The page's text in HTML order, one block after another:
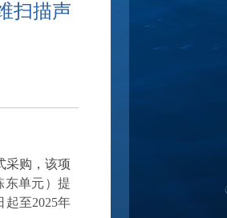
扫描声
采购，该项
东单元）提
起至2025年